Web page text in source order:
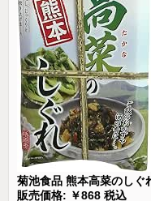
菊池食品 熊本高菜のしぐ
販売価格: ￥868 税込